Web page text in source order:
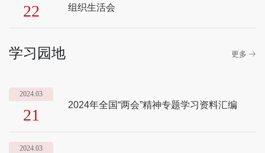
22
组织生活会
学习园地 更多
2024.03
21
2024年全国“两会”精神专题学习资料汇编
2024.03